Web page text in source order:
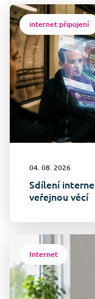
internet připojení
04. 08. 2026
Sdílení
veřejnou věcí
Internet